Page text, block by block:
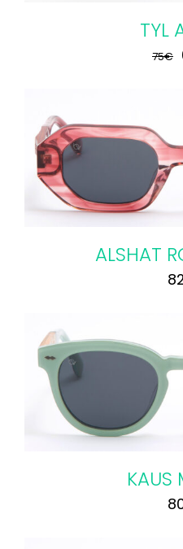
TYL
75€
ALSHAT
KAUS